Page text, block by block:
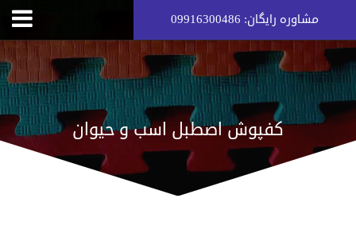
مشاوره رایگان: 09916300486
کفپوش اصطبل اسب و حیوان